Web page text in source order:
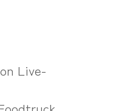
Live-